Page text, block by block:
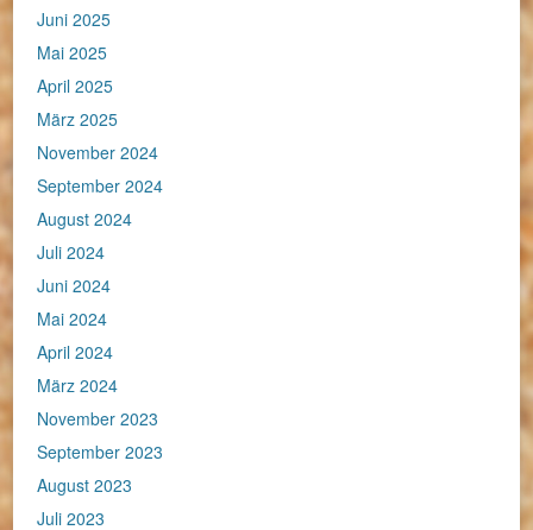
Juni 2025
Mai 2025
April 2025
März 2025
November 2024
September 2024
August 2024
Juli 2024
Juni 2024
Mai 2024
April 2024
März 2024
November 2023
September 2023
August 2023
Juli 2023